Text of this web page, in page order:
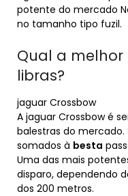
potente do mercado
no tamanho tipo fuzil.
Qual a melhor
libras?
jaguar Crossbow
A jaguar Crossbow é
balestras do mercado.
somados à besta
Uma das mais
disparo, dependendo
dos 200 metros.